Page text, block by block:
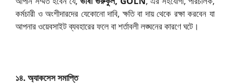
কর্মচারী ও অংশীদারদের যেকোনো দাবি, ক্ষতি বা দায় থেকে রক্ষা করবেন যা
আপনার ওয়েবসাইট ব্যবহারের ফলে বা শর্তাবলী লঙ্ঘনের কারণে ঘটে।
১৪. অ্যাকসেস সমাপ্তি